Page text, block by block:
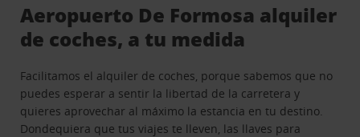
Aeropuerto De Formosa alquiler
de coches, a tu medida
Facilitamos el alquiler de coches, porque sabemos que no
puedes esperar a sentir la libertad de la carretera y
quieres aprovechar al máximo la estancia en tu destino.
Dondequiera que tus viajes te lleven, las llaves para